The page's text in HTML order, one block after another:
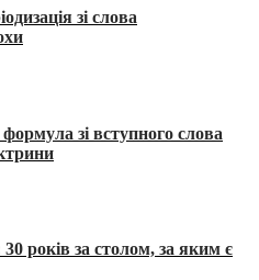
зі слова
зі вступного слова
років за столом, за яким є